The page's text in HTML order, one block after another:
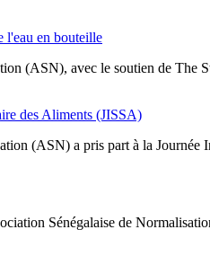
l'eau en bouteille
(ASN), avec le soutien de The
des Aliments (JISSA)
(ASN) a pris part à la Journée
Sénégalaise de